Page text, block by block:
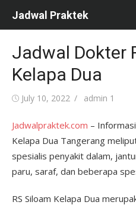
Jadwal Praktek
Jadwal Dokter
Kelapa Dua
Posted
July 10, 2022 Author
admin 1
Jadwalpraktek.com –
Kelapa Dua Tangerang
spesialis penyakit dalam,
paru, saraf, dan beberapa
RS Siloam Kelapa Dua